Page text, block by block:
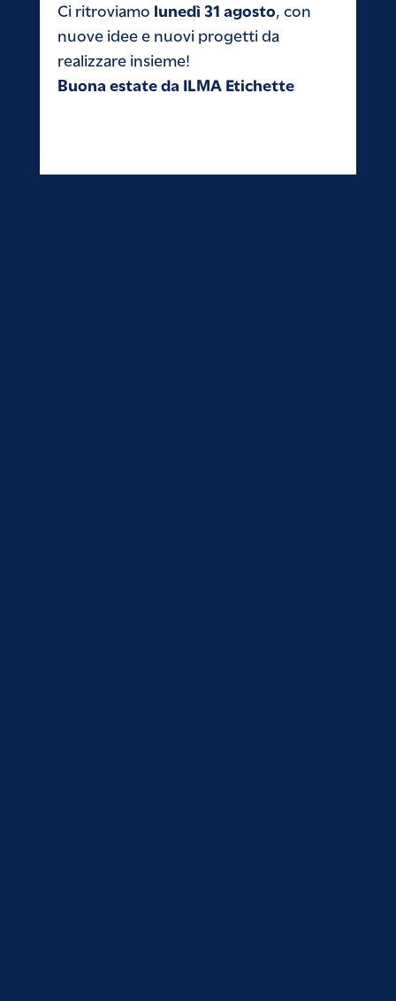
Ci ritroviamo lunedì 31 agosto, con
nuove idee e nuovi progetti da
realizzare insieme!
Buona estate da ILMA Etichette